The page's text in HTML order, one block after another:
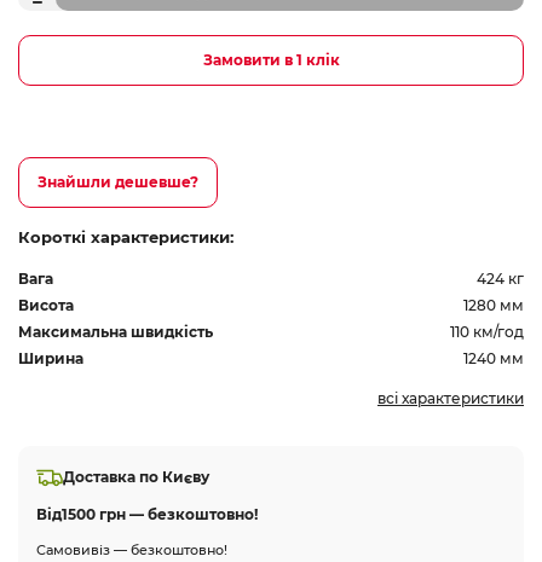
Замовити в 1 клік
Знайшли дешевше?
Короткі характеристики:
Вага
424 кг
Висота
1280 мм
Максимальна швидкість
110 км/год
Ширина
1240 мм
всі характеристики
Доставка по Києву
Від1500 грн — безкоштовно!
Самовивіз — безкоштовно!